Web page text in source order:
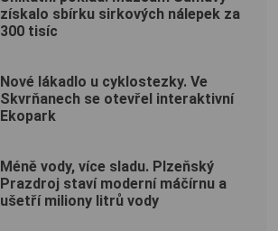
získalo sbírku sirkových nálepek za
300 tisíc
Nové lákadlo u cyklostezky. Ve
Skvrňanech se otevřel interaktivní
Ekopark
Méně vody, více sladu. Plzeňský
Prazdroj staví moderní máčírnu a
ušetří miliony litrů vody